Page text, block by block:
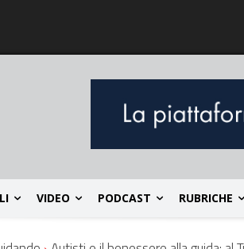
VIDEO PODCAST RUBRICHE